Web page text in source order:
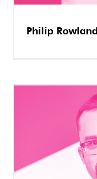
Philip Rowland